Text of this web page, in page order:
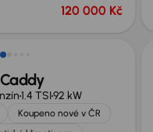
120 000 Kč
Kč
1.4 TSI92 kW
Koupeno nové v ČR